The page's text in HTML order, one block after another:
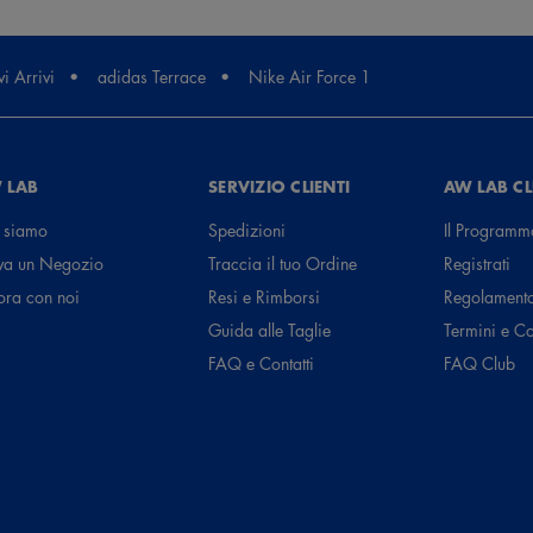
Arrivi adidas Terrace Nike Air Force 1
LAB
un Negozio
con noi
SERVIZIO CLIENTI
Spedizioni
Traccia il tuo Ordine
Resi e Rimborsi
Guida alle Taglie
FAQ e Contatti
AW LAB
Il
Registrati
Termini e
FAQ Club